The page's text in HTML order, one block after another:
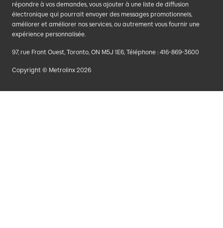
répondre à vos demandes, vous ajouter à une liste de diffusion
électronique qui pourrait envoyer des messages promotionnels,
améliorer et améliorer nos services, ou autrement vous fournir une
expérience personnalisée.
97, rue Front Ouest, Toronto, ON M5J 1E6, Téléphone : 416-869-3600
Copyright © Metrolinx 2026